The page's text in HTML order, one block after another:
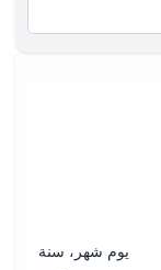
يوم شهر، سنة